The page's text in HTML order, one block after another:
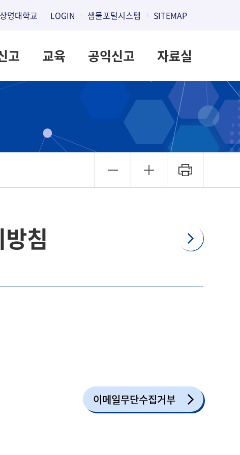
상명대학교 LOGIN 샘물포털시스템 SITEMAP
고 교육 공익신고 자료실
침
이메일무단수집거부